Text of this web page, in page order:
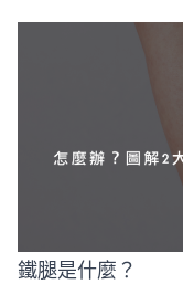
鐵腿是什麼？